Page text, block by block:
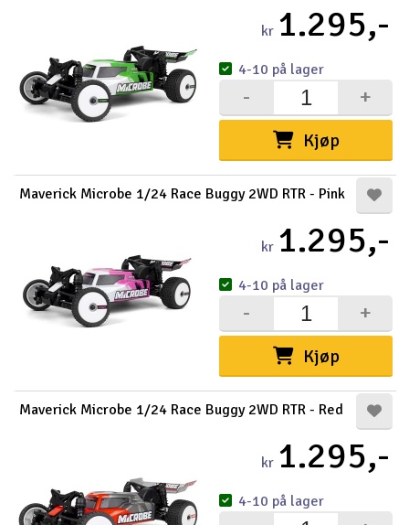
kr 1.295,-
Kjøp
+
-
4-10 på lager
Maverick Microbe 1/24 Race Buggy 2WD RTR - Pink
kr 1.295,-
Kjøp
+
-
4-10 på lager
Maverick Microbe 1/24 Race Buggy 2WD RTR - Red
kr 1.295,-
4-10 på lager